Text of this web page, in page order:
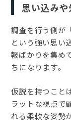
思い込み
調査を行う側が
という強い思い
報ばかりを集め
ちになります。
仮説を持つこと
ラットな視点で
れる柔軟な姿勢